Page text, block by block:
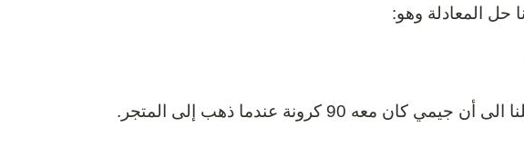
حل المعادلة وهو:
جيمي كان معه 90 كرونة عندما ذهب إلى المتجر.